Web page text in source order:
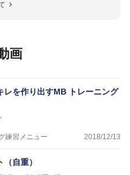
校野球部
野球部
大学部ソフトボール部
ボール部
画
レを作り出すMB トレーニング
練習メニュー 2018/12/13
自重）